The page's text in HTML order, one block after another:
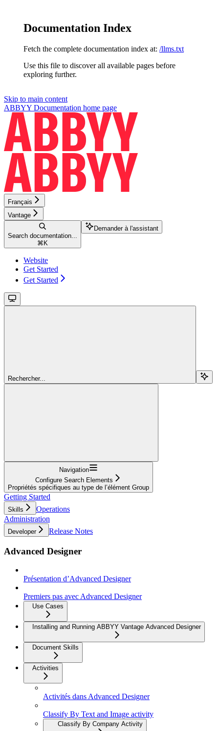
Documentation Index
Fetch the complete documentation index at: /llms.txt
Use this file to discover all available pages before
exploring further.
Skip to main content
ABBYY Documentation home page
Français
Vantage
Search documentation...
⌘ K
Demander à l'assistant
Website
Get Started
Get Started
Rechercher...
Navigation
Configure Search Elements
Propriétés spécifiques au type de l’élément Group
Getting Started
Skills
Operations
Administration
Developer Release Notes
Advanced Designer
Présentation d’Advanced Designer
Premiers pas avec Advanced Designer
Use Cases
Installing and Running ABBYY Vantage Advanced Designer
Document Skills
Activities
Activités dans Advanced Designer
Classify By Text and Image activity
Classify By Company Activity